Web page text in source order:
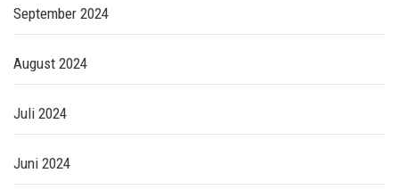
September 2024
August 2024
Juli 2024
Juni 2024